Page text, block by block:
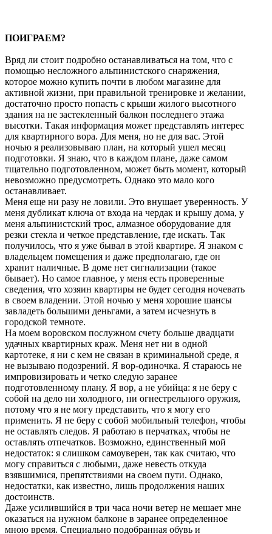
ПОИГРАЕМ?
Вряд ли стоит подробно останавливаться на том, что с
помощью несложного альпинистского снаряжения,
которое можно купить почти в любом магазине для
активной жизни, при правильной тренировке и желании,
достаточно просто попасть с крыши жилого высотного
здания на не застекленный балкон последнего этажа
высотки. Такая информация может представлять интерес
для квартирного вора. Для меня, но не для вас. Этой
ночью я реализовываю план, на который ушел месяц
подготовки. Я знаю, что в каждом плане, даже самом
тщательно подготовленном, может быть момент, который
невозможно предусмотреть. Однако это мало кого
останавливает.
Меня еще ни разу не ловили. Это внушает уверенность. У
меня дубликат ключа от входа на чердак и крышу дома, у
меня альпинистский трос, алмазное оборудование для
резки стекла и четкое представление, где искать. Так
получилось, что я уже бывал в этой квартире. Я знаком с
владельцем помещения и даже предполагаю, где он
хранит наличные. В доме нет сигнализации (такое
бывает). Но самое главное, у меня есть проверенные
сведения, что хозяин квартиры не будет сегодня ночевать
в своем владении. Этой ночью у меня хорошие шансы
завладеть большими деньгами, а затем исчезнуть в
городской темноте.
На моем воровском послужном счету больше двадцати
удачных квартирных краж. Меня нет ни в одной
картотеке, я ни с кем не связан в криминальной среде, я
не вызываю подозрений. Я вор-одиночка. Я стараюсь не
импровизировать и четко следую заранее
подготовленному плану. Я вор, а не убийца: я не беру с
собой на дело ни холодного, ни огнестрельного оружия,
потому что я не могу представить, что я могу его
применить. Я не беру с собой мобильный телефон, чтобы
не оставлять следов. Я работаю в перчатках, чтобы не
оставлять отпечатков. Возможно, единственный мой
недостаток: я слишком самоуверен, так как считаю, что
могу справиться с любыми, даже невесть откуда
взявшимися, препятствиями на своем пути. Однако,
недостатки, как известно, лишь продолжения наших
достоинств.
Даже усилившийся в три часа ночи ветер не мешает мне
оказаться на нужном балконе в заранее определенное
мною время. Специально подобранная обувь и